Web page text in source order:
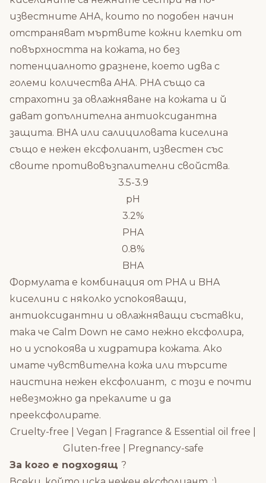
известните AHA, които по подобен начин
отстраняват мъртвите кожни клетки от
повърхността на кожата, но без
потенциалното дразнене, което идва с
големи количества AHA. PHA също са
страхотни за овлажняване на кожата и й
дават допълнителна антиоксидантна
защита. BHA или салициловата киселина
също е нежен ексфолиант, известен със
своите противовъзпалителни свойства.
3.5-3.9
pH
3.2%
PHA
0.8%
BHA
Формулата е комбинация от PHA и BHA
киселини с няколко успокояващи,
антиоксидантни и овлажняващи съставки,
така че Calm Down не само нежно ексфолира,
но и успокоява и хидратира кожата. Ако
имате чувствителна кожа или търсите
наистина нежен ексфолиант, с този е почти
невезможно да прекалите и да
преексфолирате.
Cruelty-free | Vegan | Fragrance & Essential oil free |
Gluten-free | Pregnancy-safe
За кого е подходящ ?